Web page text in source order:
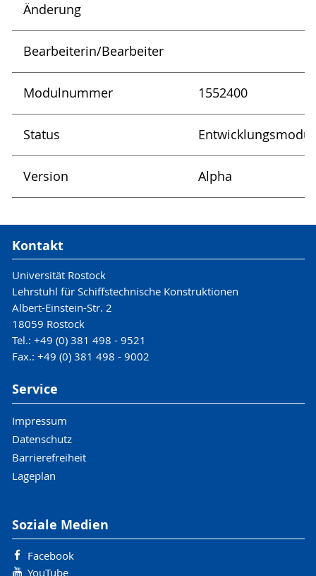
Änderung
Bearbeiterin/Bearbeiter
Modulnummer 1552400
Status
Version Alpha
Kontakt
Universität Rostock
Lehrstuhl für Schiffstechnische Konstruktionen
Albert-Einstein-Str. 2
18059 Rostock
Tel.: +49 (0) 381 498 - 9521
Fax.: +49 (0) 381 498 - 9002
Service
Impressum
Datenschutz
Barrierefreiheit
Lageplan
Soziale Medien
Facebook
YouTube